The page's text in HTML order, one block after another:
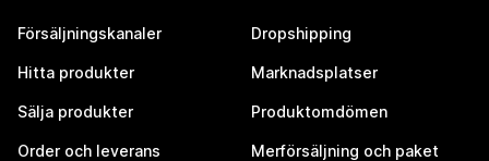
Försäljningskanaler
Hitta produkter
Sälja produkter
Order och leverans
Dropshipping
Marknadsplatser
Produktomdömen
Merförsäljning och paket